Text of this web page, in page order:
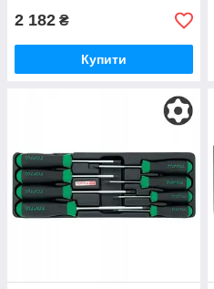
2 182 ₴
Купити